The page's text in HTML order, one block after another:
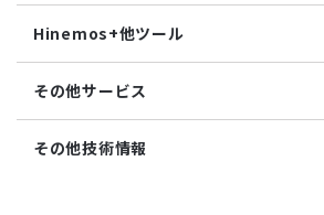
Hinemosエージェント監視
Windowsイベント監視
サービス・ポート監視
リソース監視
プロセス監視
メンテナンス
通知
アカウント
カレンダ
Hinemosエージェント
Hinemosクライアント
Hinemosマネージャ
Hinemos+他ツール
google apps
teams
slack
その他サービス
CloudGate UNO
その他技術情報